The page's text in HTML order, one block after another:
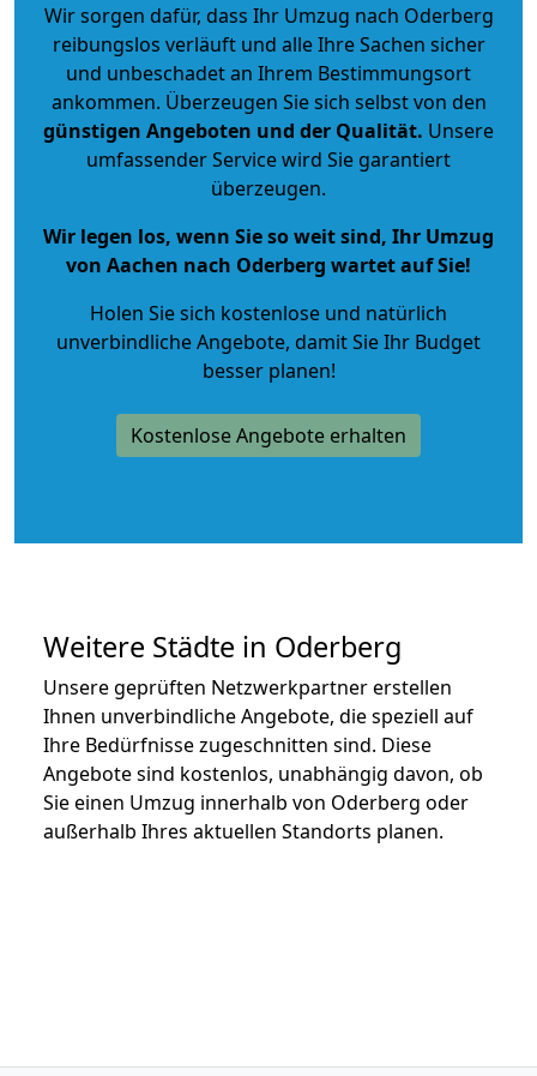
Wir sorgen dafür, dass Ihr Umzug nach Oderberg
reibungslos verläuft und alle Ihre Sachen sicher
und unbeschadet an Ihrem Bestimmungsort
ankommen. Überzeugen Sie sich selbst von den
günstigen Angeboten und der Qualität. Unsere
umfassender Service wird Sie garantiert
überzeugen.
Wir legen los, wenn Sie so weit sind, Ihr Umzug
von Aachen nach Oderberg wartet auf Sie!
Holen Sie sich kostenlose und natürlich
unverbindliche Angebote, damit Sie Ihr Budget
besser planen!
Kostenlose Angebote erhalten
Weitere Städte in Oderberg
Unsere geprüften Netzwerkpartner erstellen
Ihnen unverbindliche Angebote, die speziell auf
Ihre Bedürfnisse zugeschnitten sind. Diese
Angebote sind kostenlos, unabhängig davon, ob
Sie einen Umzug innerhalb von Oderberg oder
außerhalb Ihres aktuellen Standorts planen.